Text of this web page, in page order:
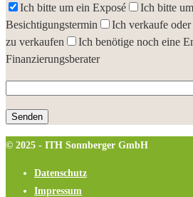
Ich bitte um ein Exposé
Ich bitte
Besichtigungstermin
Ich verkaufe
zu verkaufen
Ich benötige noch eine
Finanzierungsberater
© 2025 - ITH Sonnberger GmbH
Datenschutz
Impressum